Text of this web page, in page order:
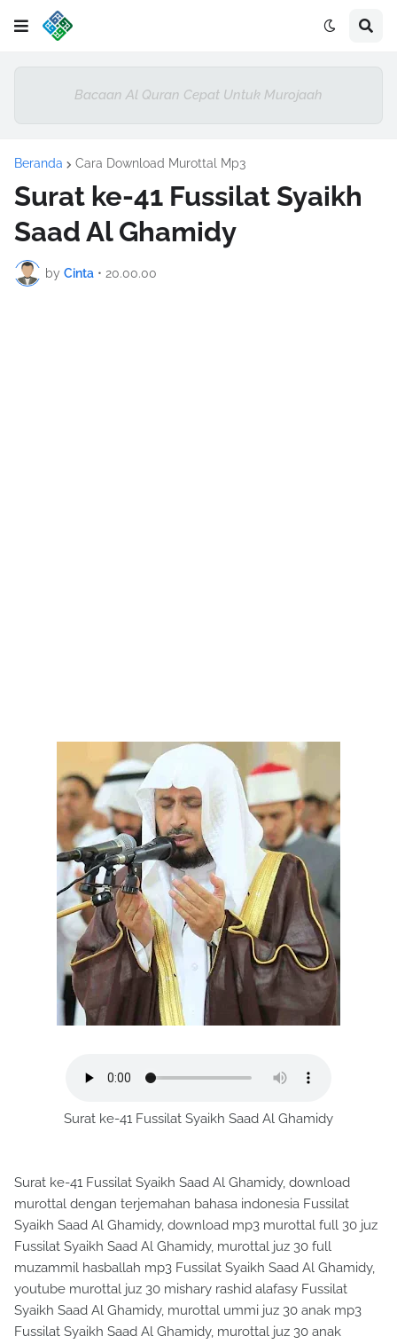
Bacaan Al Quran Cepat Untuk Murojaah
Beranda Cara Download Murottal Mp3
Surat ke-41 Fussilat Syaikh
Saad Al Ghamidy
by Cinta • 20.00.00
Surat ke-41 Fussilat Syaikh Saad Al Ghamidy
Surat ke-41 Fussilat Syaikh Saad Al Ghamidy, download
murottal dengan terjemahan bahasa indonesia Fussilat
Syaikh Saad Al Ghamidy, download mp3 murottal full 30 juz
Fussilat Syaikh Saad Al Ghamidy, murottal juz 30 full
muzammil hasballah mp3 Fussilat Syaikh Saad Al Ghamidy,
youtube murottal juz 30 mishary rashid alafasy Fussilat
Syaikh Saad Al Ghamidy, murottal ummi juz 30 anak mp3
Fussilat Syaikh Saad Al Ghamidy, murottal juz 30 anak